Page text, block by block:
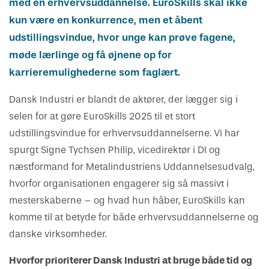
med en erhvervsuddannelse. EuroSkills skal ikke
kun være en konkurrence, men et åbent
udstillingsvindue, hvor unge kan prøve fagene,
møde lærlinge og få øjnene op for
karrieremulighederne som faglært.
Dansk Industri er blandt de aktører, der lægger sig i
selen for at gøre EuroSkills 2025 til et stort
udstillingsvindue for erhvervsuddannelserne. Vi har
spurgt Signe Tychsen Philip, vicedirektør i DI og
næstformand for Metalindustriens Uddannelsesudvalg,
hvorfor organisationen engagerer sig så massivt i
mesterskaberne – og hvad hun håber, EuroSkills kan
komme til at betyde for både erhvervsuddannelserne og
danske virksomheder.
Hvorfor prioriterer Dansk Industri at bruge både tid og